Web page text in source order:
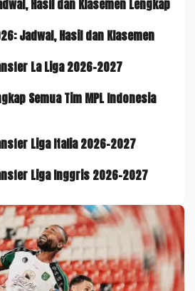
Hasil dan Klasemen Lengkap
Jadwal, Hasil dan Klasemen
La Liga 2026-2027
Semua Tim MPL Indonesia
Liga Italia 2026-2027
Liga Inggris 2026-2027